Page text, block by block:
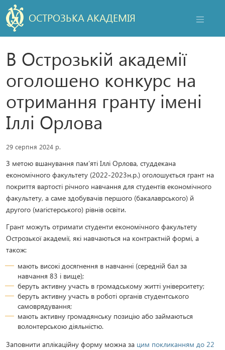
ОСТРОЗЬКА АКАДЕМІЯ
В Острозькій академії
оголошено конкурс на
отримання гранту імені
Іллі Орлова
29 серпня 2024 р.
З метою вшанування пам’яті Іллі Орлова, студдекана
економічного факультету (2022-2023н.р.) оголошується грант на
покриття вартості річного навчання для студентів економічного
факультету, а саме здобувачів першого (бакалаврського) й
другого (магістерського) рівнів освіти.
Грант можуть отримати студенти економічного факультету
Острозької академії, які навчаються на контрактній формі, а
також:
мають високі досягнення в навчанні (середній бал за
навчання 83 і вище);
беруть активну участь в громадському житті університету;
беруть активну участь в роботі органів студентського
самоврядування;
мають активну громадянську позицію або займаються
волонтерською діяльністю.
Заповнити аплікаційну форму можна за цим покликанням до 22